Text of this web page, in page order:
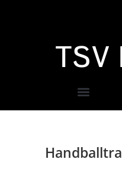
TSV